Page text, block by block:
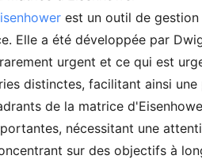
est un outil de
Elle a été développée par
urgent et ce qui est
distinctes, facilitant ainsi
de la matrice
nécessitant une
sur des objectifs à